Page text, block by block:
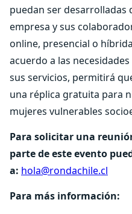
puedan ser desarrolladas
empresa y sus
online, presencial o
acuerdo a las
sus servicios, permitirá
una réplica gratuita para
mujeres vulnerables
Para solicitar una
parte de este evento
a: hola@rondachile.cl
Para más información: